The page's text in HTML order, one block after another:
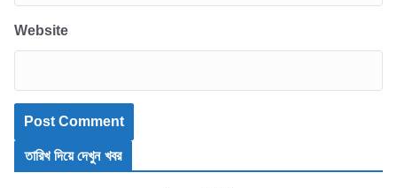
Website
তারিখ দিয়ে দেখুন খবর